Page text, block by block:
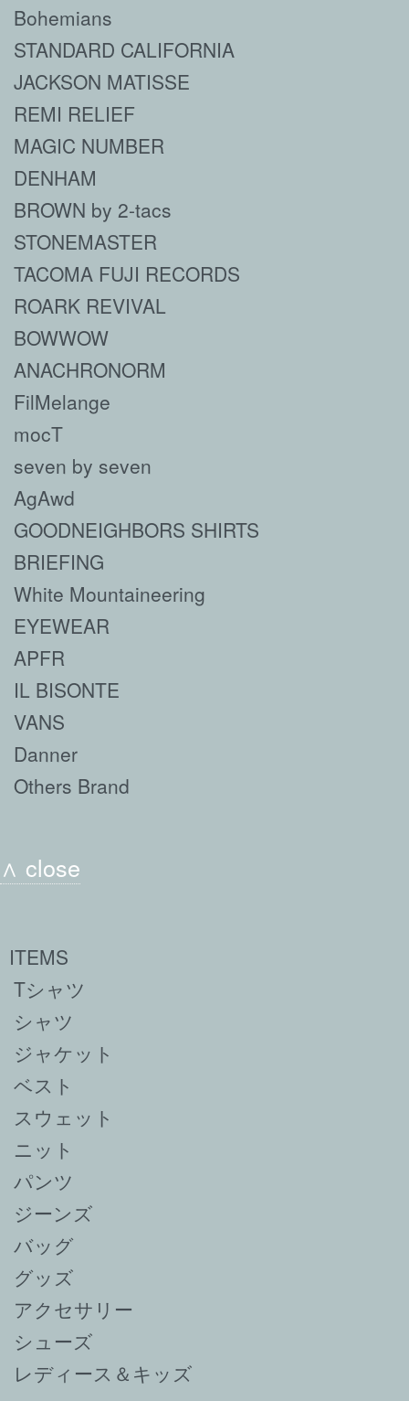
Bohemians
STANDARD CALIFORNIA
JACKSON MATISSE
REMI RELIEF
MAGIC NUMBER
DENHAM
BROWN by 2-tacs
STONEMASTER
TACOMA FUJI RECORDS
ROARK REVIVAL
BOWWOW
ANACHRONORM
FilMelange
mocT
seven by seven
AgAwd
GOODNEIGHBORS SHIRTS
BRIEFING
White Mountaineering
EYEWEAR
APFR
IL BISONTE
VANS
Danner
Others Brand
∧ close
ITEMS
Tシャツ
シャツ
ジャケット
ベスト
スウェット
ニット
パンツ
ジーンズ
バッグ
グッズ
アクセサリー
シューズ
レディース＆キッズ